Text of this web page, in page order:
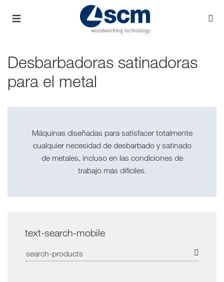
Desbarbadoras satinadoras
para el metal
Máquinas diseñadas para satisfacer totalmente
cualquier necesidad de desbarbado y satinado
de metales, incluso en las condiciones de
trabajo más difíciles.
text-search-mobile